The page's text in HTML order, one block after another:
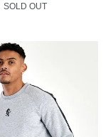
SOLD OUT